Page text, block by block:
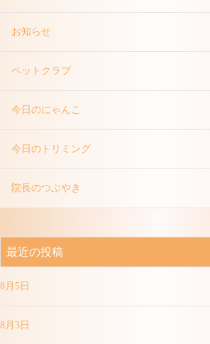
お知らせ
ペットクラブ
今日のにゃんこ
今日のトリミング
院長のつぶやき
最近の投稿
8月5日
8月3日